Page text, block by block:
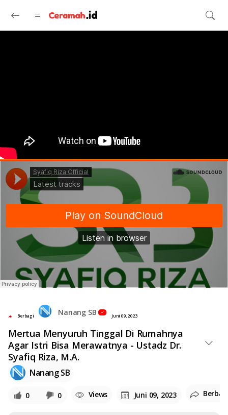
Langsung ke konten utama
Berbagi Nanang SB Juni 09, 2023
Mertua Menyuruh Tinggal Di Rumahnya
Agar Istri Bisa Merawatnya - Ustadz Dr.
Syafiq Riza, M.A.
Nanang SB
0 0 Views Juni 09, 2023